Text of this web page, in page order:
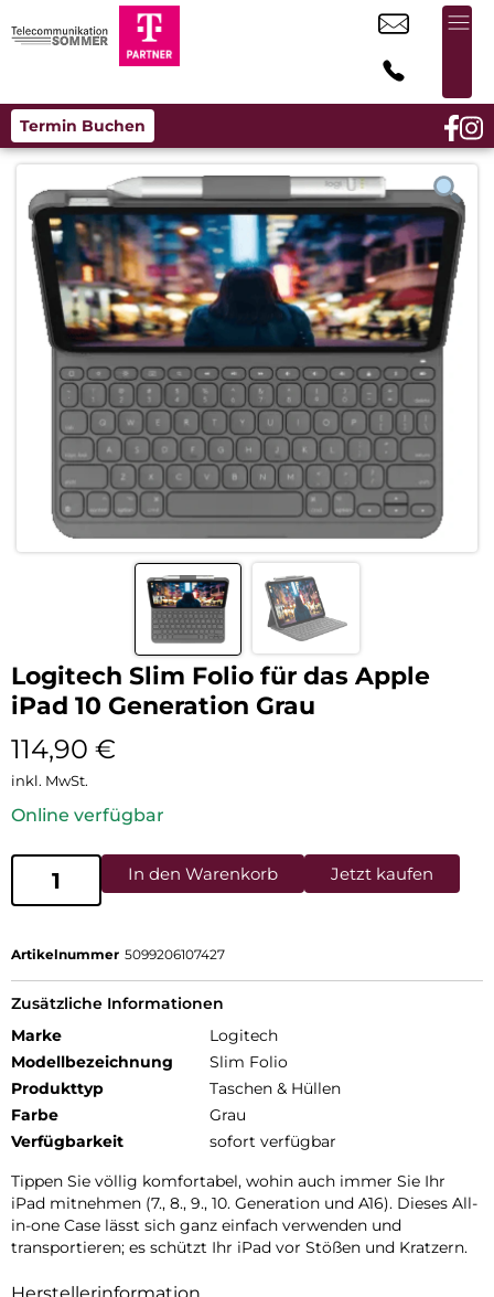
Termin Buchen
Logitech Slim Folio für das Apple
iPad 10 Generation Grau
114,90 €
inkl. MwSt.
Online verfügbar
In den Warenkorb Jetzt kaufen
Artikelnummer 5099206107427
Zusätzliche Informationen
Marke
Logitech
Modellbezeichnung
Slim Folio
Produkttyp
Taschen & Hüllen
Farbe
Grau
Verfügbarkeit
sofort verfügbar
Tippen Sie völlig komfortabel, wohin auch immer Sie Ihr
iPad mitnehmen (7., 8., 9., 10. Generation und A16). Dieses All-
in-one Case lässt sich ganz einfach verwenden und
transportieren; es schützt Ihr iPad vor Stößen und Kratzern.